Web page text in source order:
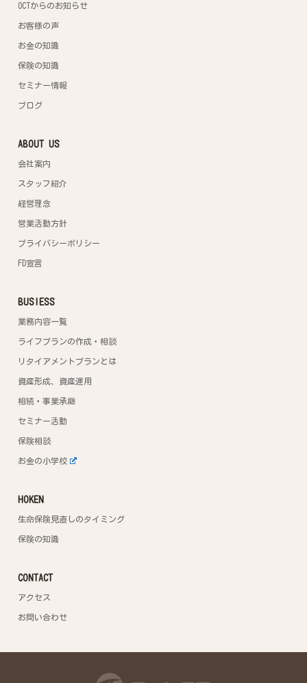
OCTからのお知らせ
お客様の声
お金の知識
保険の知識
セミナー情報
ブログ
ABOUT US
会社案内
スタッフ紹介
経営理念
営業活動方針
プライバシーポリシー
FD宣言
BUSIESS
業務内容一覧
ライフプランの作成・相談
リタイアメントプランとは
資産形成、資産運用
相続・事業承継
セミナー活動
保険相談
お金の小学校
HOKEN
生命保険見直しのタイミング
保険の知識
CONTACT
アクセス
お問い合わせ